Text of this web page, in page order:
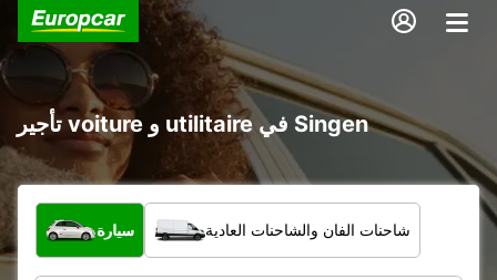
تأجير voiture و utilitaire في Singen
ما نوع المركبة؟
سيارة شاحنات الفان والشاحنات العادية